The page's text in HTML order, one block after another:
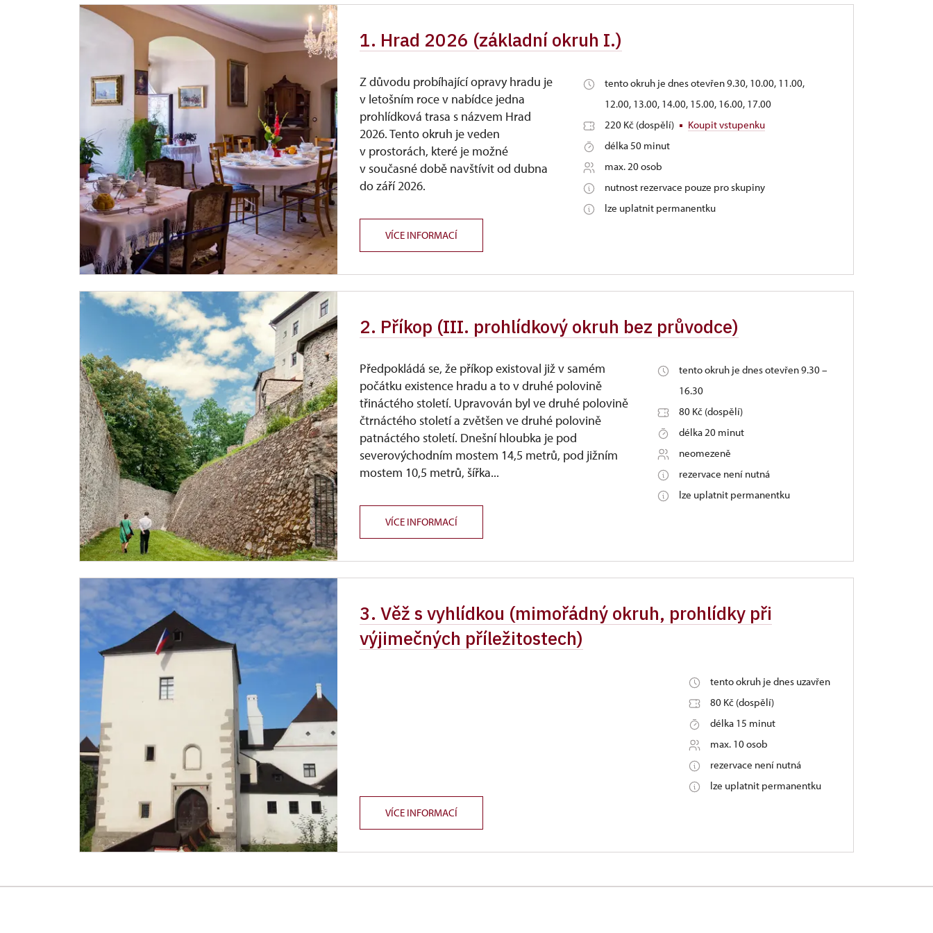
1. Hrad 2026 (základní okruh I.)
Z důvodu probíhající opravy hradu je
v letošním roce v nabídce jedna
prohlídková trasa s názvem Hrad
2026. Tento okruh je veden
v prostorách, které je možné
v současné době navštívit od dubna
do září 2026.
tento okruh je dnes otevřen 9.30, 10.00, 11.00,
12.00, 13.00, 14.00, 15.00, 16.00, 17.00
220 Kč (dospělí)
Koupit vstupenku
délka 50 minut
max. 20 osob
nutnost rezervace pouze pro skupiny
lze uplatnit permanentku
VÍCE INFORMACÍ
2. Příkop (III. prohlídkový okruh bez průvodce)
Předpokládá se, že příkop existoval již v samém
počátku existence hradu a to v druhé polovině
třináctého století. Upravován byl ve druhé polovině
čtrnáctého století a zvětšen ve druhé polovině
patnáctého století. Dnešní hloubka je pod
severovýchodním mostem 14,5 metrů, pod jižním
mostem 10,5 metrů, šířka...
tento okruh je dnes otevřen 9.30 –
16.30
80 Kč (dospělí)
délka 20 minut
neomezeně
rezervace není nutná
lze uplatnit permanentku
VÍCE INFORMACÍ
3. Věž s vyhlídkou (mimořádný okruh, prohlídky při
výjimečných příležitostech)
tento okruh je dnes uzavřen
80 Kč (dospělí)
délka 15 minut
max. 10 osob
rezervace není nutná
lze uplatnit permanentku
VÍCE INFORMACÍ